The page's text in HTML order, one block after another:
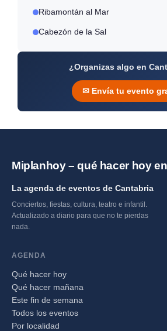
Ribamontán al Mar
Cabezón de la Sal
¿Organizas algo en
✉ Envía tu evento
Miplanhoy – qué hacer hoy
La agenda de eventos de Cantabria
Conciertos, fiestas, cultura, teatro e infantil.
Actualizado a diario para que no te pierdas
nada.
AGENDA
Qué hacer hoy
Qué hacer mañana
Este fin de semana
Todos los eventos
Por localidad